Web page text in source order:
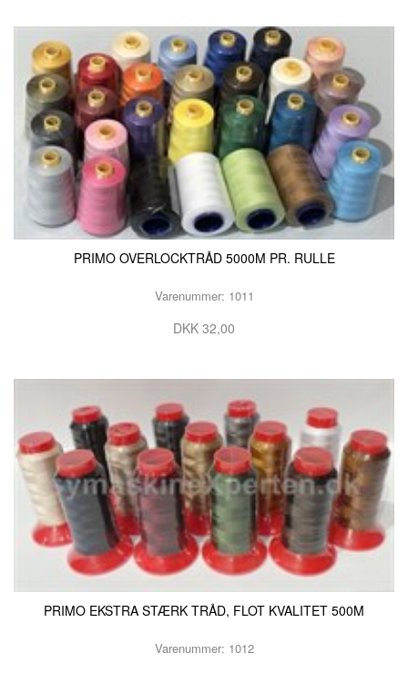
PRIMO OVERLOCKTRÅD 5000M PR. RULLE
Varenummer: 1011
DKK 32,00
PRIMO EKSTRA STÆRK TRÅD, FLOT KVALITET 500M
Varenummer: 1012